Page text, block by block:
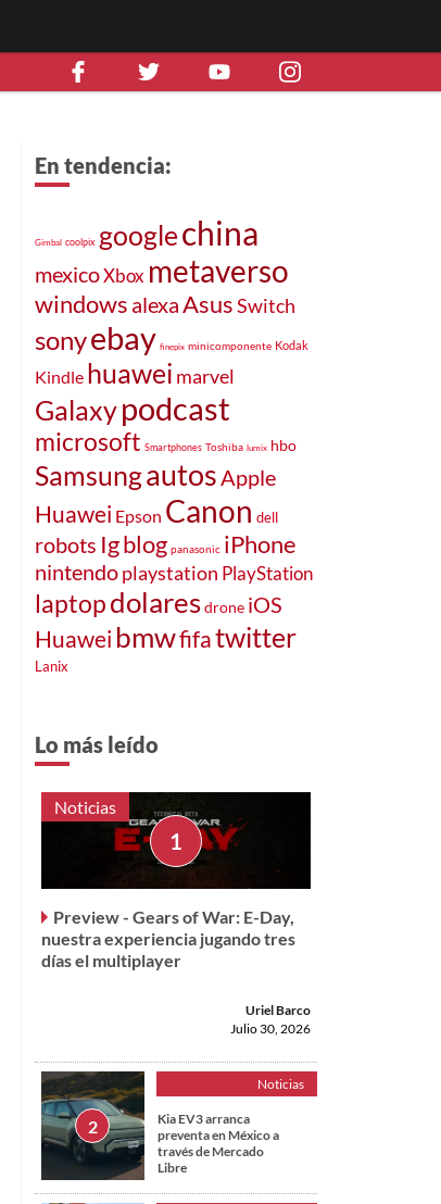
En tendencia:
Gimbal coolpix googlechina
mexicoXbox metaverso
windows alexaAsusSwitch
sonyebay finepix minicomponente Kodak
Kindle huawei marvel
Galaxypodcast
microsoft Smartphones Toshiba lumix hbo
SamsungautosApple
Huawei Epson Canon dell
robots Igblog panasonic iPhone
nintendoplaystation PlayStation
laptopdolaresdrone iOS
Huawei bmwfifatwitter
Lanix
Lo más leído
Noticias
Preview - Gears of War: E-Day,
nuestra experiencia jugando tres
días el multiplayer
Uriel Barco
Julio 30, 2026
Noticias
Kia EV3 arranca
preventa en México a
través de Mercado
Libre